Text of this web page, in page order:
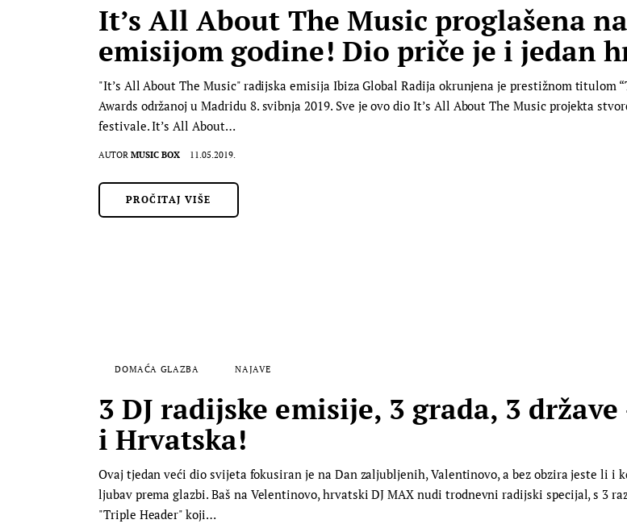
It’s All About The Music proglašena
emisijom godine! Dio priče je i jedan
"It’s All About The Music" radijska emisija Ibiza Global Radija okrunjena je prestižnom titulom
Awards održanoj u Madridu 8. svibnja 2019. Sve je ovo dio It’s All About The Music projekta
festivale. It’s All About…
AUTOR MUSIC BOX 11.05.2019.
PROČITAJ VIŠE
DOMAĆA GLAZBA NAJAVE
3 DJ radijske emisije, 3 grada, 3
i Hrvatska!
Ovaj tjedan veći dio svijeta fokusiran je na Dan zaljubljenih, Valentinovo, a bez obzira jeste li i
ljubav prema glazbi. Baš na Velentinovo, hrvatski DJ MAX nudi trodnevni radijski specijal, s 3
"Triple Header" koji…